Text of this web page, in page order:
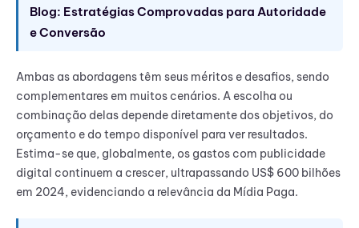
Blog: Estratégias Comprovadas para Autoridade
e Conversão
Ambas as abordagens têm seus méritos e desafios, sendo
complementares em muitos cenários. A escolha ou
combinação delas depende diretamente dos objetivos, do
orçamento e do tempo disponível para ver resultados.
Estima-se que, globalmente, os gastos com publicidade
digital continuem a crescer, ultrapassando US$ 600 bilhões
em 2024, evidenciando a relevância da Mídia Paga.